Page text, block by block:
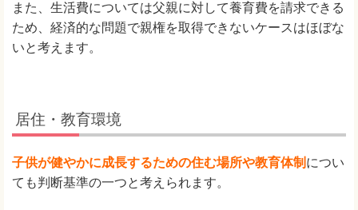
また、生活費については父親に対して養育費を請求できる
ため、経済的な問題で親権を取得できないケースはほぼな
いと考えます。
居住・教育環境
子供が健やかに成長するための住む場所や教育体制 につい
ても判断基準の一つと考えられます。